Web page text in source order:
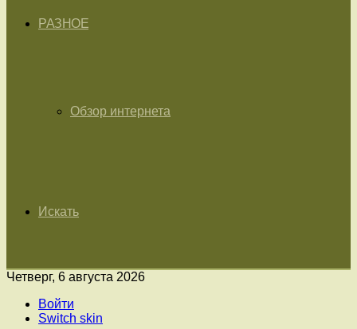
РАЗНОЕ
Обзор интернета
Искать
Четверг, 6 августа 2026
Войти
Switch skin